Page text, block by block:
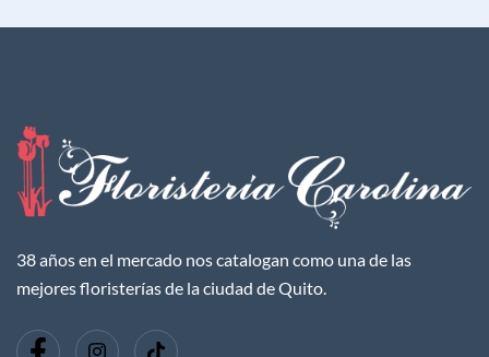
38 años en el mercado nos catalogan como una de las
mejores floristerías de la ciudad de Quito.